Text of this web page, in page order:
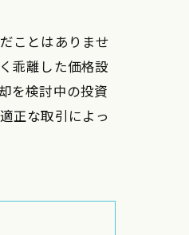
ことはありませ
乖離した価格設
を検討中の投資
正な取引によっ